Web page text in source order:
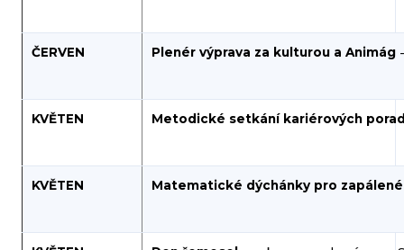
ČERVEN Plenér výprava za kulturou a Animág -
KVĚTEN Metodické setkání kariérových
KVĚTEN Matematické dýchánky pro